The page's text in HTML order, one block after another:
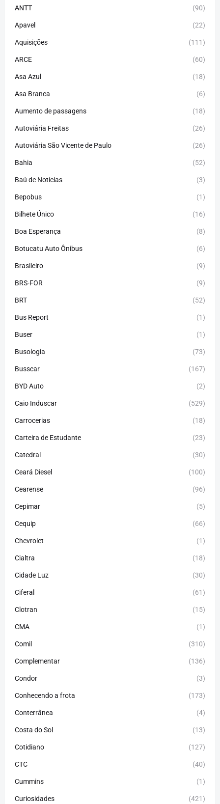
ANTT (90)
Apavel (22)
Aquisições (111)
ARCE (60)
Asa Azul (18)
Asa Branca (6)
Aumento de passagens (18)
Autoviária Freitas (26)
Autoviária São Vicente de Paulo (26)
Bahia (52)
Baú de Notícias (3)
Bepobus (1)
Bilhete Único (16)
Boa Esperança (8)
Botucatu Auto Ônibus (6)
Brasileiro (9)
BRS-FOR (9)
BRT (52)
Bus Report (1)
Buser (1)
Busologia (73)
Busscar (167)
BYD Auto (2)
Caio Induscar (529)
Carrocerias (18)
Carteira de Estudante (23)
Catedral (30)
Ceará Diesel (100)
Cearense (96)
Cepimar (5)
Cequip (66)
Chevrolet (1)
Cialtra (18)
Cidade Luz (30)
Ciferal (61)
Clotran (15)
CMA (1)
Comil (310)
Complementar (136)
Condor (3)
Conhecendo a frota (173)
Conterrânea (4)
Costa do Sol (13)
Cotidiano (127)
CTC (40)
Cummins (1)
Curiosidades (421)